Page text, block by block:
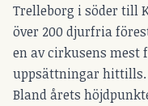
Trelleborg i söder till
över 200 djurfria
en av cirkusens
uppsättningar hittills.
Bland årets